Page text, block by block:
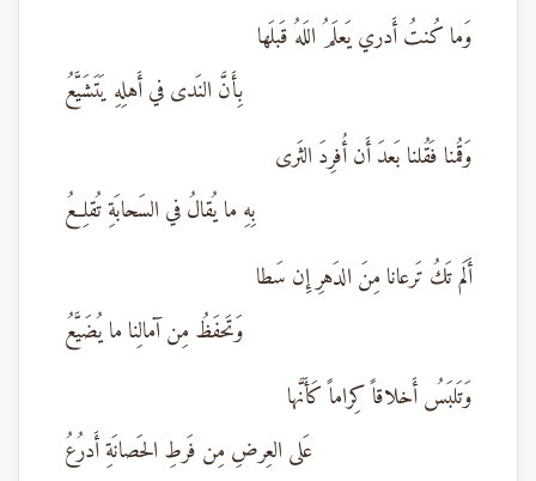
وَما كُنتُ أَدري يَعلَمُ اللَهُ قَبلَها
بِأَنَّ النَدى في أَهلِهِ يَتَشَيَّعُ
وَقُمنا فَقُلنا بَعدَ أَن أُفرِدَ الثَرى
بِهِ ما يُقالُ في السَحابَةِ تُقلِعُ
أَلَم تَكُ تَرعانا مِنَ الدَهرِ إِن سَطا
وَتَحفَظُ مِن آمالِنا ما يُضَيَّعُ
وَتَلبَسُ أَخلاقاً كِراماً كَأَنَّها
عَلى العِرضِ مِن فَرطِ الحَصانَةِ أَدرُعُ